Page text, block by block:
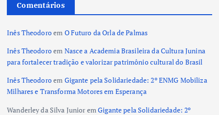
Comentários
Inês Theodoroem O Futuro da Orla de Palmas
Inês Theodoroem Nasce a Academia Brasileira da Cultura Junina
para fortalecer tradição e valorizar patrimônio cultural do Brasil
Inês Theodoroem Gigante pela Solidariedade: 2º ENMG Mobiliza
Milhares e Transforma Motores em Esperança
Wanderley da Silva JunioremGigante pela Solidariedade: 2º